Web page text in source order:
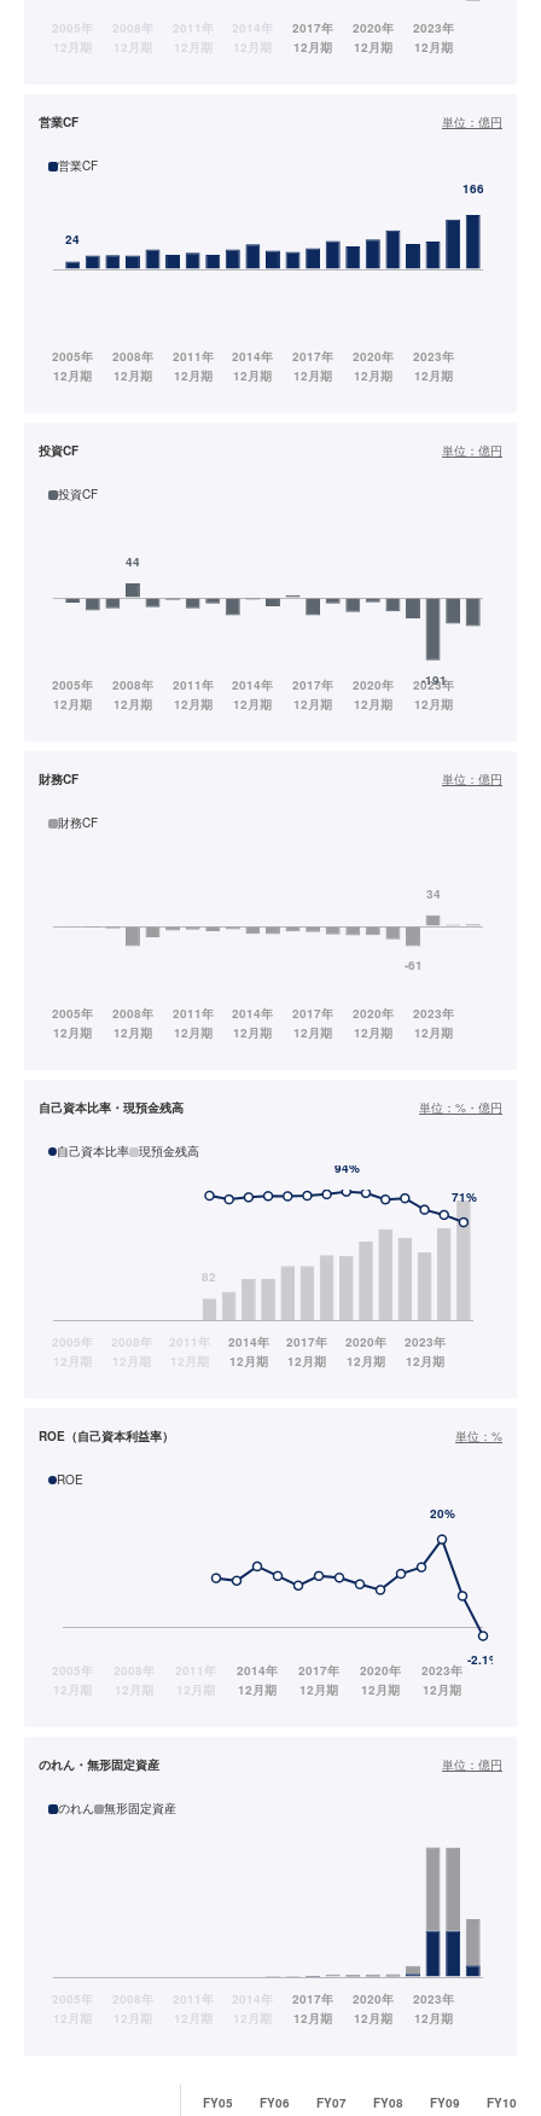
営業CF 単位： 億円
営業CF
投資CF 単位： 億円
投資CF
財務CF 単位： 億円
財務CF
自己資本比率・現預金残高 単位： %・億円
自己資本比率 現預金残高
ROE（自己資本利益率） 単位： %
ROE
のれん・無形固定資産 単位： 億円
のれん 無形固定資産
FY05 FY06 FY07 FY08 FY09 FY10